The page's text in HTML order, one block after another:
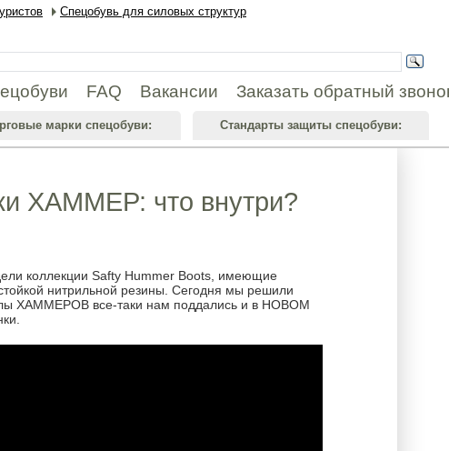
ХАММЕР: что внутри?
коллекции Safty Hummer Boots, имеющие
нитрильной резины. Сегодня мы решили
ХАММЕРОВ все-таки нам поддались и в НОВОМ
Спецобувь для силовых структур
FAQ Вакансии Заказать обратный
марки спецобуви: Стандарты защиты спецобуви: